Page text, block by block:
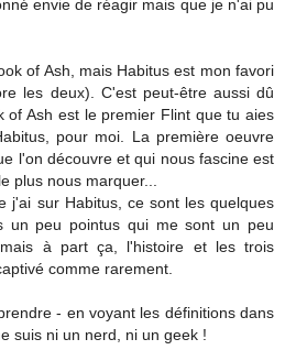
envie de réagir mais que je n'ai pu
of Ash, mais Habitus est mon favori
les deux). C'est peut-être aussi dû
of Ash est le premier Flint que tu aies
pour moi. La première oeuvre
l'on découvre et qui nous fascine est
plus nous marquer...
j'ai sur Habitus, ce sont les quelques
un peu pointus qui me sont un peu
mais à part ça, l'histoire et les trois
comme rarement.
- en voyant les définitions dans
suis ni un nerd, ni un geek !